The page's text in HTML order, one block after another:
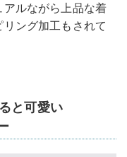
ルながら上品な着
ング加工もされて
と可愛い